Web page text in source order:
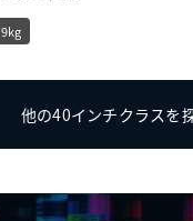
他の40インチクラスを